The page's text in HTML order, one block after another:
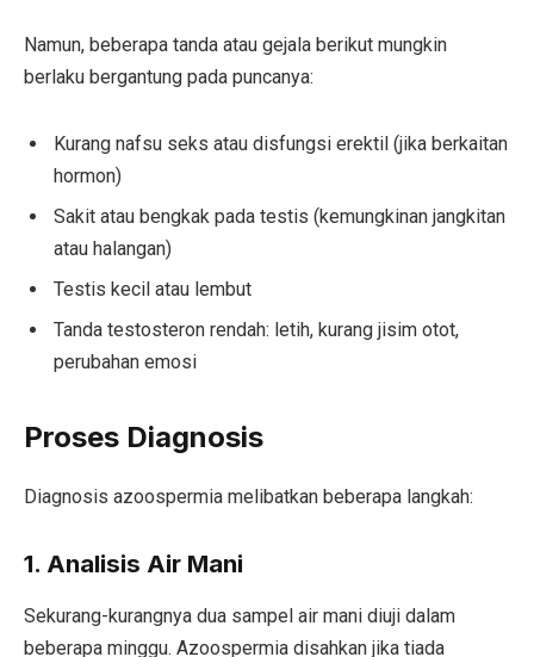
Namun, beberapa tanda atau gejala berikut mungkin
berlaku bergantung pada puncanya:
Kurang nafsu seks atau disfungsi erektil (jika berkaitan
hormon)
Sakit atau bengkak pada testis (kemungkinan jangkitan
atau halangan)
Testis kecil atau lembut
Tanda testosteron rendah: letih, kurang jisim otot,
perubahan emosi
Proses Diagnosis
Diagnosis azoospermia melibatkan beberapa langkah:
1. Analisis Air Mani
Sekurang-kurangnya dua sampel air mani diuji dalam
beberapa minggu. Azoospermia disahkan jika tiada